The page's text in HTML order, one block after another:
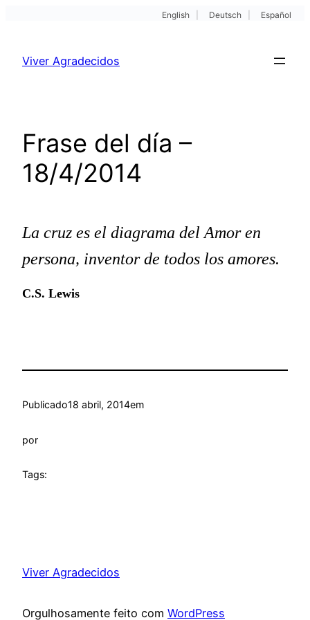
English Deutsch Español
Viver Agradecidos
Frase del día –
18/4/2014
La cruz es el diagrama del Amor en
persona, inventor de todos los amores.
C.S. Lewis
Publicado18 abril, 2014em
por
Tags:
Viver Agradecidos
Orgulhosamente feito com WordPress